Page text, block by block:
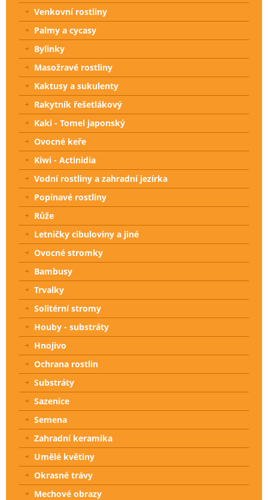
Venkovní rostliny
Palmy a cycasy
Bylinky
Masožravé rostliny
Kaktusy a sukulenty
Rakytník řešetlákový
Kaki - Tomel japonský
Ovocné keře
Kiwi - Actinidia
Vodní rostliny a zahradní jezírka
Popínavé rostliny
Růže
Letničky cibuloviny a jiné
Ovocné stromky
Bambusy
Trvalky
Solitérní stromy
Houby - substráty
Hnojivo
Ochrana rostlin
Substráty
Sazenice
Semena
Zahradní keramika
Umělé květiny
Okrasné trávy
Mechové obrazy